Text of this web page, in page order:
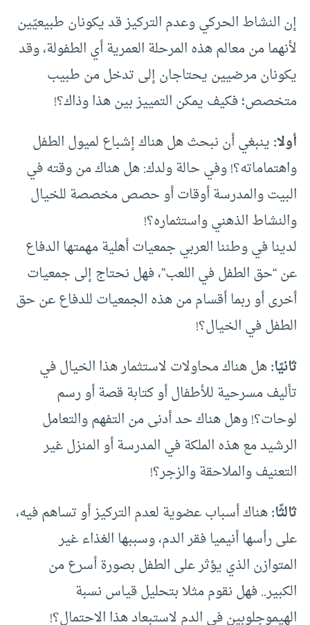
إن النشاط الحركي وعدم التركيز قد يكونان طبيعيّين
لأنهما من معالم هذه المرحلة العمرية أي الطفولة، وقد
يكونان مرضيين يحتاجان إلى تدخل من طبيب
متخصص؛ فكيف يمكن التمييز بين هذا وذاك؟!
أولا:ينبغي أن نبحث هل هناك إشباع لميول الطفل
واهتماماته؟! وفي حالة ولدك: هل هناك من وقته في
البيت والمدرسة أوقات أو حصص مخصصة للخيال
والنشاط الذهني واستثماره؟!
لدينا في وطننا العربي جمعيات أهلية مهمتها الدفاع
عن “حق الطفل في اللعب”، فهل نحتاج إلى جمعيات
أخرى أو ربما أقسام من هذه الجمعيات للدفاع عن حق
الطفل في الخيال؟!
ثانيًا:هل هناك محاولات لاستثمار هذا الخيال في
تأليف مسرحية للأطفال أو كتابة قصة أو رسم
لوحات؟! وهل هناك حد أدنى من التفهم والتعامل
الرشيد مع هذه الملكة في المدرسة أو المنزل غير
التعنيف والملاحقة والزجر؟!
ثالثًا:هناك أسباب عضوية لعدم التركيز أو تساهم فيه،
على رأسها أنيميا فقر الدم، وسببها الغذاء غير
المتوازن الذي يؤثر على الطفل بصورة أسرع من
الكبير.. فهل نقوم مثلا بتحليل قياس نسبة
الهيموجلوبين في الدم لاستبعاد هذا الاحتمال؟!